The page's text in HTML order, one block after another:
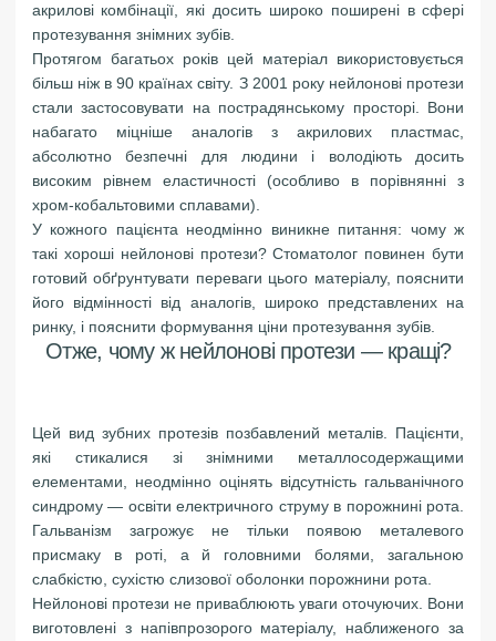
акрилові комбінації, які досить широко поширені в сфері
протезування знімних зубів.
Протягом багатьох років цей матеріал використовується
більш ніж в 90 країнах світу. З 2001 року нейлонові протези
стали застосовувати на пострадянському просторі. Вони
набагато міцніше аналогів з акрилових пластмас,
абсолютно безпечні для людини і володіють досить
високим рівнем еластичності (особливо в порівнянні з
хром-кобальтовими сплавами).
У кожного пацієнта неодмінно виникне питання: чому ж
такі хороші нейлонові протези? Стоматолог повинен бути
готовий обґрунтувати переваги цього матеріалу, пояснити
його відмінності від аналогів, широко представлених на
ринку, і пояснити формування ціни протезування зубів.
Отже, чому ж нейлонові протези — кращі?
Цей вид зубних протезів позбавлений металів. Пацієнти,
які стикалися зі знімними металлосодержащими
елементами, неодмінно оцінять відсутність гальванічного
синдрому — освіти електричного струму в порожнині рота.
Гальванізм загрожує не тільки появою металевого
присмаку в роті, а й головними болями, загальною
слабкістю, сухістю слизової оболонки порожнини рота.
Нейлонові протези не приваблюють уваги оточуючих. Вони
виготовлені з напівпрозорого матеріалу, наближеного за